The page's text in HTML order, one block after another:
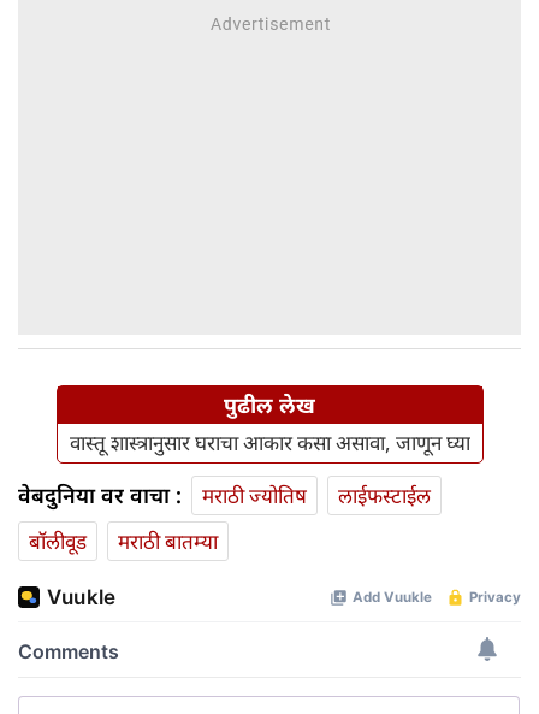
पुढील लेख
वास्तू शास्त्रानुसार घराचा आकार कसा असावा, जाणून घ्या
वेबदुनिया वर वाचा : मराठी ज्योतिष
लाईफस्टाईल
बॉलीवूड
मराठी बातम्या